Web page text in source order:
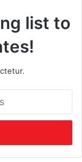
list to